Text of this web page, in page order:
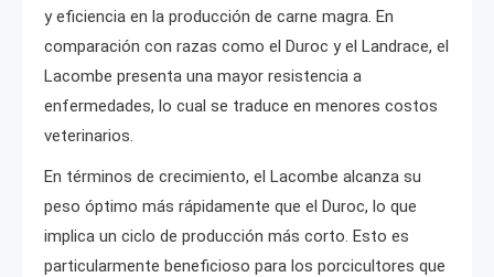
y eficiencia en la producción de carne magra. En
comparación con razas como el Duroc y el Landrace, el
Lacombe presenta una mayor resistencia a
enfermedades, lo cual se traduce en menores costos
veterinarios.
En términos de crecimiento, el Lacombe alcanza su
peso óptimo más rápidamente que el Duroc, lo que
implica un ciclo de producción más corto. Esto es
particularmente beneficioso para los porcicultores que